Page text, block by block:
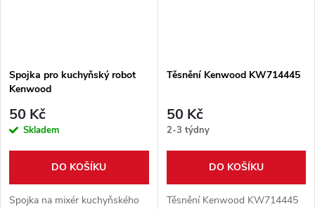
Spojka pro kuchyňský robot
Kenwood
50 Kč
Skladem
DO KOŠÍKU
Spojka na mixér kuchyňského
Těsnění Kenwood KW714445
50 Kč
2-3 týdny
DO KOŠÍKU
Těsnění Kenwood KW714445